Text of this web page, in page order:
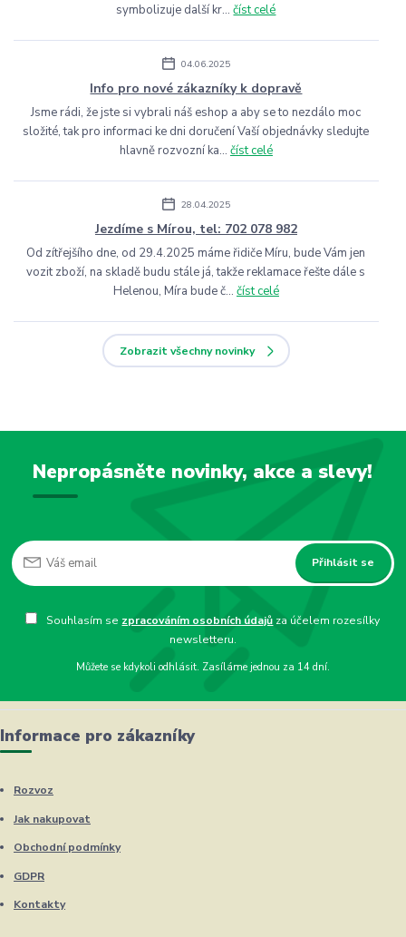
symbolizuje další kr...číst celé
04.06.2025
Info pro nové zákazníky k dopravě
Jsme rádi, že jste si vybrali náš eshop a aby se to nezdálo moc
složité, tak pro informaci ke dni doručení Vaší objednávky sledujte
hlavně rozvozní ka... číst celé
28.04.2025
Jezdíme s Mírou, tel: 702 078 982
Od zítřejšího dne, od 29.4.2025 máme řidiče Míru, bude Vám jen
vozit zboží, na skladě budu stále já, takže reklamace řešte dále s
Helenou, Míra bude č... číst celé
Zobrazit všechny novinky
Nepropásněte novinky, akce a slevy!
Přihlásit se
Souhlasím se zpracováním osobních údajů za účelem rozesílky
newsletteru.
Můžete se kdykoli odhlásit. Zasíláme jednou za 14 dní.
Informace pro zákazníky
Rozvoz
Jak nakupovat
Obchodní podmínky
GDPR
Kontakty